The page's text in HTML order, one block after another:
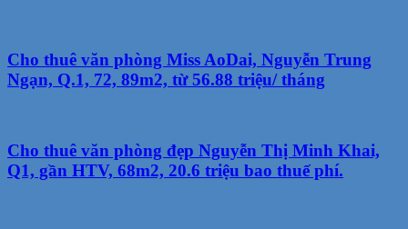
Cho thuê văn phòng Miss AoDai, Nguyễn Trung
Ngạn, Q.1, 72, 89m2, từ 56.88 triệu/ tháng
Cho thuê văn phòng đẹp Nguyễn Thị Minh Khai,
Q1, gần HTV, 68m2, 20.6 triệu bao thuế phí.